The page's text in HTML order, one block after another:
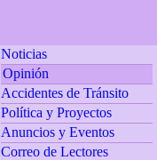
Noticias
Opinión
Accidentes de Tránsito
Política y Proyectos
Anuncios y Eventos
Correo de Lectores